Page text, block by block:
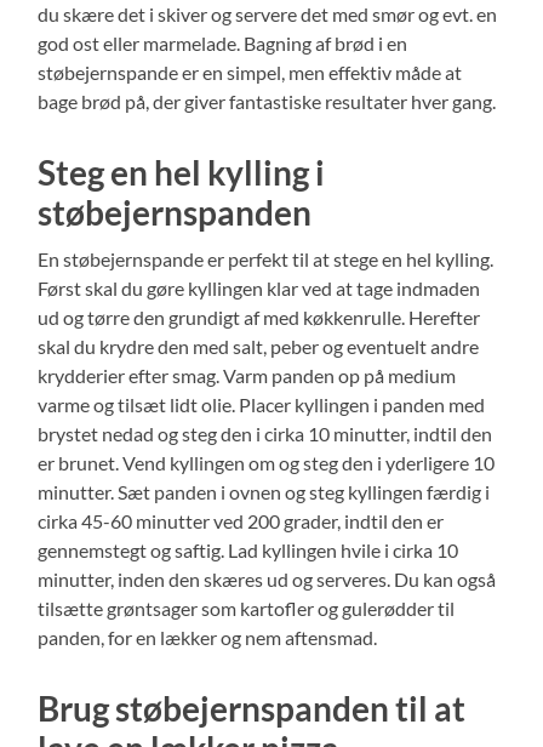
du skære det i skiver og servere det med smør og evt. en
god ost eller marmelade. Bagning af brød i en
støbejernspande er en simpel, men effektiv måde at
bage brød på, der giver fantastiske resultater hver gang.
Steg en hel kylling i
støbejernspanden
En støbejernspande er perfekt til at stege en hel kylling.
Først skal du gøre kyllingen klar ved at tage indmaden
ud og tørre den grundigt af med køkkenrulle. Herefter
skal du krydre den med salt, peber og eventuelt andre
krydderier efter smag. Varm panden op på medium
varme og tilsæt lidt olie. Placer kyllingen i panden med
brystet nedad og steg den i cirka 10 minutter, indtil den
er brunet. Vend kyllingen om og steg den i yderligere 10
minutter. Sæt panden i ovnen og steg kyllingen færdig i
cirka 45-60 minutter ved 200 grader, indtil den er
gennemstegt og saftig. Lad kyllingen hvile i cirka 10
minutter, inden den skæres ud og serveres. Du kan også
tilsætte grøntsager som kartofler og gulerødder til
panden, for en lækker og nem aftensmad.
Brug støbejernspanden til at